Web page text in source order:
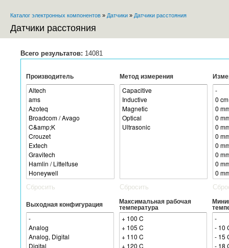
Вы здесь
Каталог электронных компонентов » Датчики » Датчики расстояния
Датчики расстояния
Всего результатов: 14081
Производитель
Сбросить
Метод измерения
Сбросить
Выходная конфигурация
Максимальная рабочая
температура